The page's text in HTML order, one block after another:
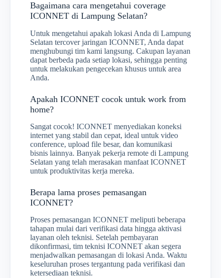
Bagaimana cara mengetahui coverage
ICONNET di Lampung Selatan?
Untuk mengetahui apakah lokasi Anda di Lampung
Selatan tercover jaringan ICONNET, Anda dapat
menghubungi tim kami langsung. Cakupan layanan
dapat berbeda pada setiap lokasi, sehingga penting
untuk melakukan pengecekan khusus untuk area
Anda.
Apakah ICONNET cocok untuk work from
home?
Sangat cocok! ICONNET menyediakan koneksi
internet yang stabil dan cepat, ideal untuk video
conference, upload file besar, dan komunikasi
bisnis lainnya. Banyak pekerja remote di Lampung
Selatan yang telah merasakan manfaat ICONNET
untuk produktivitas kerja mereka.
Berapa lama proses pemasangan
ICONNET?
Proses pemasangan ICONNET meliputi beberapa
tahapan mulai dari verifikasi data hingga aktivasi
layanan oleh teknisi. Setelah pembayaran
dikonfirmasi, tim teknisi ICONNET akan segera
menjadwalkan pemasangan di lokasi Anda. Waktu
keseluruhan proses tergantung pada verifikasi dan
ketersediaan teknisi.